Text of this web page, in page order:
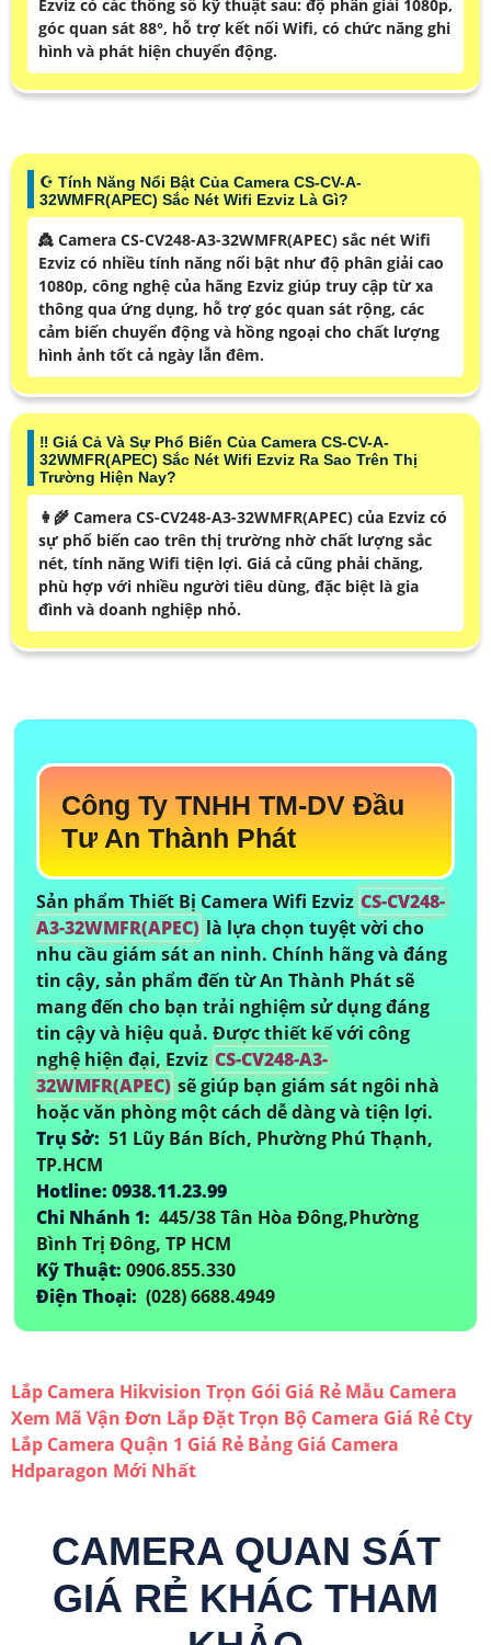
Ezviz có các thông số kỹ thuật sau: độ phân giải 1080p,
góc quan sát 88°, hỗ trợ kết nối Wifi, có chức năng ghi
hình và phát hiện chuyển động.
☪ Tính Năng Nổi Bật Của Camera CS-CV-A-
32WMFR(APEC) Sắc Nét Wifi Ezviz Là Gì?
👸 Camera CS-CV248-A3-32WMFR(APEC) sắc nét Wifi
Ezviz có nhiều tính năng nổi bật như độ phân giải cao
1080p, công nghệ của hãng Ezviz giúp truy cập từ xa
thông qua ứng dụng, hỗ trợ góc quan sát rộng, các
cảm biến chuyển động và hồng ngoại cho chất lượng
hình ảnh tốt cả ngày lẫn đêm.
‼️ Giá Cả Và Sự Phổ Biến Của Camera CS-CV-A-
32WMFR(APEC) Sắc Nét Wifi Ezviz Ra Sao Trên Thị
Trường Hiện Nay?
👩‍🌾 Camera CS-CV248-A3-32WMFR(APEC) của Ezviz có
sự phổ biến cao trên thị trường nhờ chất lượng sắc
nét, tính năng Wifi tiện lợi. Giá cả cũng phải chăng,
phù hợp với nhiều người tiêu dùng, đặc biệt là gia
đình và doanh nghiệp nhỏ.
Công Ty TNHH TM-DV Đầu
Tư An Thành Phát
Sản phẩm Thiết Bị Camera Wifi Ezviz CS-CV248-
A3-32WMFR(APEC) là lựa chọn tuyệt vời cho
nhu cầu giám sát an ninh. Chính hãng và đáng
tin cậy, sản phẩm đến từ An Thành Phát sẽ
mang đến cho bạn trải nghiệm sử dụng đáng
tin cậy và hiệu quả. Được thiết kế với công
nghệ hiện đại, Ezviz CS-CV248-A3-
32WMFR(APEC) sẽ giúp bạn giám sát ngôi nhà
hoặc văn phòng một cách dễ dàng và tiện lợi.
Trụ Sở: 51 Lũy Bán Bích, Phường Phú Thạnh,
TP.HCM
Hotline: 0938.11.23.99
Chi Nhánh 1: 445/38 Tân Hòa Đông,Phường
Bình Trị Đông, TP HCM
Kỹ Thuật: 0906.855.330
Điện Thoại: (028) 6688.4949
Lắp Camera Hikvision Trọn Gói Giá Rẻ Mẫu Camera
Xem Mã Vận Đơn Lắp Đặt Trọn Bộ Camera Giá Rẻ Cty
Lắp Camera Quận 1 Giá Rẻ Bảng Giá Camera
Hdparagon Mới Nhất
CAMERA QUAN SÁT
GIÁ RẺ KHÁC THAM